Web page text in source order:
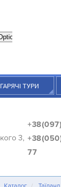
ГАРЯЧІ ТУРИ
3,
77